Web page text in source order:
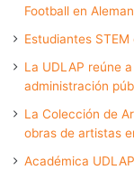
Football en
Estudiantes
La UDLAP reúne
administración
La Colección de
obras de artistas
Académica